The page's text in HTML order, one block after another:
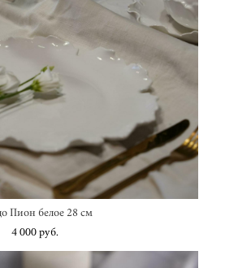
Пион белое 28 см
4 000 pуб.